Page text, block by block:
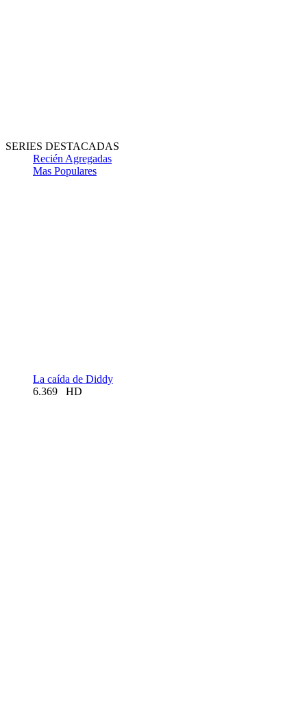
SERIES DESTACADAS
Recién Agregadas
Mas Populares
La caída de Diddy
6.369
HD